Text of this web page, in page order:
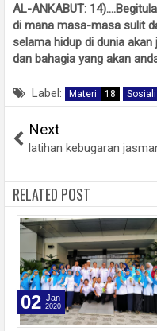
AL-ANKABUT:
di mana masa-masa sulit
selama hidup di dunia
dan bahagia yang akan
Label: Materi 18
Next
latihan kebugaran
RELATED POST
02 Jan
2020